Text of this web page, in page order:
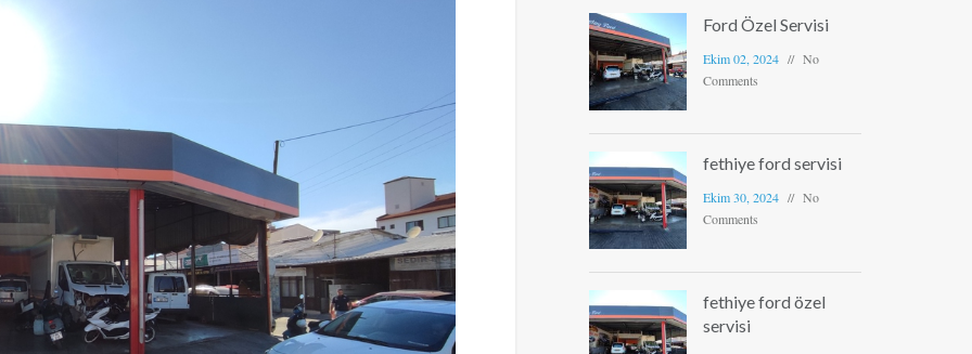
Ford Özel Servisi
Ekim 02, 2024
No
Comments
fethiye ford servisi
Ekim 30, 2024
No
Comments
fethiye ford özel
servisi